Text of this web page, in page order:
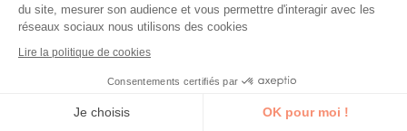
Les autres formations
similaires
du site, mesurer son audience et vous permettre d'interagir avec les
réseaux sociaux nous utilisons des cookies
Lire la politique de cookies
Consentements certifiés par
Je choisis OK pour moi !